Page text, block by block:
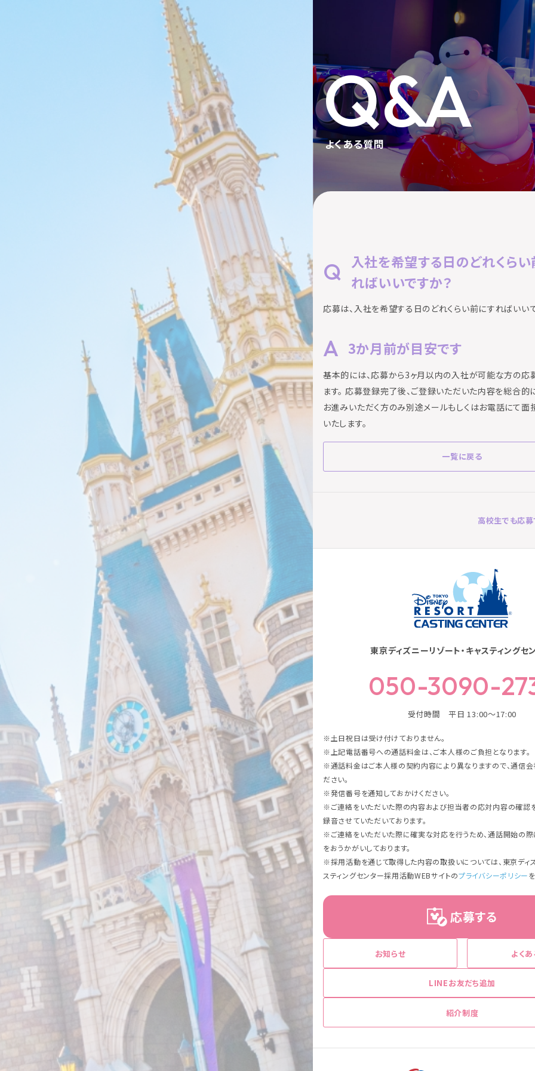
Q&A
よくある質問
入社を希望する日のどれくら
ればいいですか？
応募は、入社を希望する日のどれくらい前にすればいい
3か月前が目安です
基本的には、応募から3ヶ月以内の入社が可能な方の応
ます。 応募登録完了後、ご登録いただいた内容を総合的
お進みいただく方のみ別途メールもしくはお電話にて面
いたします。
一覧に戻る
高校生でも応募
東京ディズニーリゾート・キャスティングセ
050-3090-
受付時間 平日 13:00～17:00
※土日祝日は受け付けておりません。
※上記電話番号への通話料金は、ご本人様のご負担となります。
※通話料金はご本人様の契約内容により異なりますので、通信
ださい。
※発信番号を通知しておかけください。
※ご連絡をいただいた際の内容および担当者の応対内容の確認
録音させていただいております。
※ご連絡をいただいた際に確実な対応を行うため、通話開始の
をおうかがいしております。
※採用活動を通じて取得した内容の取扱いについては、東京ディズ
スティングセンター採用活動WEBサイトのプライバシーポリシー
応募する
お知らせ よく
LINEお友だち追加
紹介制度